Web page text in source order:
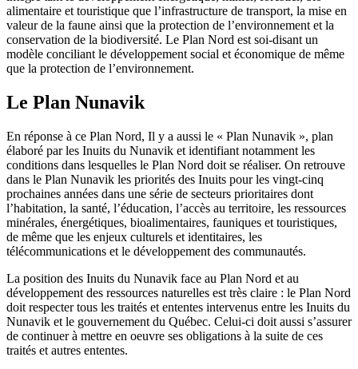
alimentaire et touristique que l’infrastructure de transport, la mise en
valeur de la faune ainsi que la protection de l’environnement et la
conservation de la biodiversité. Le Plan Nord est soi-disant un
modèle conciliant le développement social et économique de même
que la protection de l’environnement.
Le Plan Nunavik
En réponse à ce Plan Nord, Il y a aussi le « Plan Nunavik », plan
élaboré par les Inuits du Nunavik et identifiant notamment les
conditions dans lesquelles le Plan Nord doit se réaliser. On retrouve
dans le Plan Nunavik les priorités des Inuits pour les vingt-cinq
prochaines années dans une série de secteurs prioritaires dont
l’habitation, la santé, l’éducation, l’accès au territoire, les ressources
minérales, énergétiques, bioalimentaires, fauniques et touristiques,
de même que les enjeux culturels et identitaires, les
télécommunications et le développement des communautés.
La position des Inuits du Nunavik face au Plan Nord et au
développement des ressources naturelles est très claire : le Plan Nord
doit respecter tous les traités et ententes intervenus entre les Inuits du
Nunavik et le gouvernement du Québec. Celui-ci doit aussi s’assurer
de continuer à mettre en oeuvre ses obligations à la suite de ces
traités et autres ententes.